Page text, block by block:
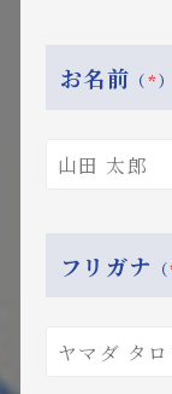
お名前 （*）
フリガナ （